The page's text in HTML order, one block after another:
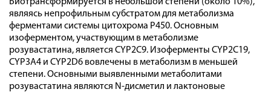
являясь непрофильным субстратом для метаболизма
ферментами системы цитохрома Р450. Основным
изоферментом, участвующим в метаболизме
розувастатина, является CYP2C9. Изоферменты CYP2C19,
CYP3A4 и CYP2D6 вовлечены в метаболизм в меньшей
степени. Основными выявленными метаболитами
розувастатина являются N-дисметил и лактоновые